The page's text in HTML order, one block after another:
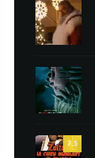
7.5